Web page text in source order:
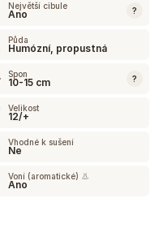
Největší cibule
Ano ?
Půda
Humózní, propustná
Spon
10-15 cm ?
Velikost
12/+
Vhodné k sušení
Ne
Voní (aromatické) 👃
Ano